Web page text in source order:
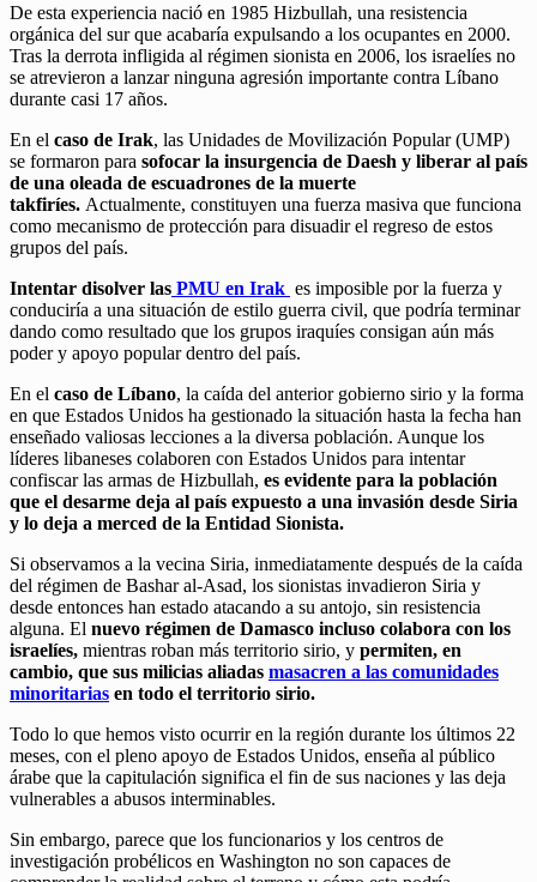
De esta experiencia nació en 1985 Hizbullah, una resistencia
orgánica del sur que acabaría expulsando a los ocupantes en 2000.
Tras la derrota infligida al régimen sionista en 2006, los israelíes no
se atrevieron a lanzar ninguna agresión importante contra Líbano
durante casi 17 años.
En el caso de Irak, las Unidades de Movilización Popular (UMP)
se formaron para sofocar la insurgencia de Daesh y liberar al país
de una oleada de escuadrones de la muerte
takfiríes. Actualmente, constituyen una fuerza masiva que funciona
como mecanismo de protección para disuadir el regreso de estos
grupos del país.
Intentar disolver las PMU en Irak es imposible por la fuerza y
conduciría a una situación de estilo guerra civil, que podría terminar
dando como resultado que los grupos iraquíes consigan aún más
poder y apoyo popular dentro del país.
En el caso de Líbano, la caída del anterior gobierno sirio y la forma
en que Estados Unidos ha gestionado la situación hasta la fecha han
enseñado valiosas lecciones a la diversa población. Aunque los
líderes libaneses colaboren con Estados Unidos para intentar
confiscar las armas de Hizbullah, es evidente para la población
que el desarme deja al país expuesto a una invasión desde Siria
y lo deja a merced de la Entidad Sionista.
Si observamos a la vecina Siria, inmediatamente después de la caída
del régimen de Bashar al-Asad, los sionistas invadieron Siria y
desde entonces han estado atacando a su antojo, sin resistencia
alguna. El nuevo régimen de Damasco incluso colabora con los
israelíes, mientras roban más territorio sirio, y permiten, en
cambio, que sus milicias aliadas masacren a las comunidades
minoritarias en todo el territorio sirio.
Todo lo que hemos visto ocurrir en la región durante los últimos 22
meses, con el pleno apoyo de Estados Unidos, enseña al público
árabe que la capitulación significa el fin de sus naciones y las deja
vulnerables a abusos interminables.
Sin embargo, parece que los funcionarios y los centros de
investigación probélicos en Washington no son capaces de